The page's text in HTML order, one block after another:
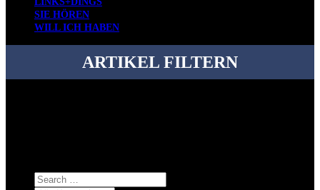
SIE HÖREN
WILL ICH HABEN
ARTIKEL FILTERN